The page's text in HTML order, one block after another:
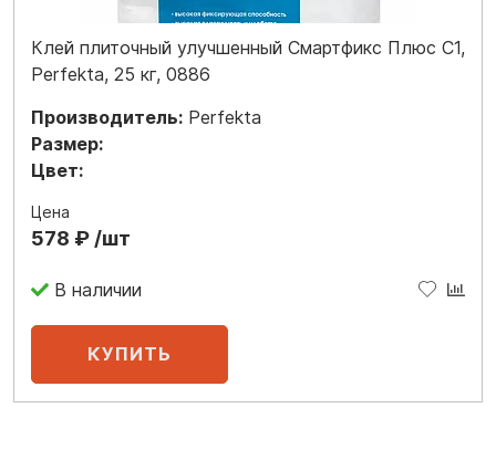
Клей плиточный улучшенный Смартфикс Плюс C1,
Perfekta, 25 кг, 0886
Производитель: Perfekta
Размер:
Цвет:
Цена
578 ₽ /шт
В наличии